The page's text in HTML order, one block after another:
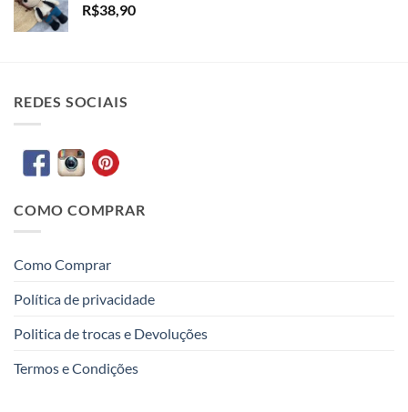
R$38,90
REDES SOCIAIS
COMO COMPRAR
Como Comprar
Política de privacidade
Politica de trocas e Devoluções
Termos e Condições